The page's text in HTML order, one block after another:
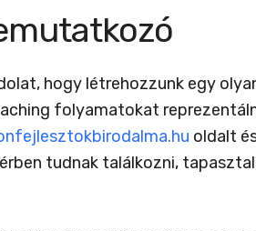
hogy létrehozzunk egy
folyamatokat
oldalt
tudnak találkozni,